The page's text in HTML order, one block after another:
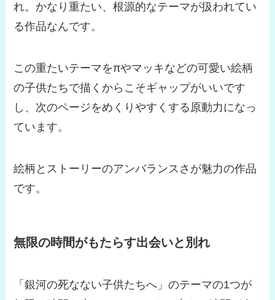
れ。かなり重たい、根源的なテーマが扱われてい
る作品なんです。
この重たいテーマをπやマッキなどの可愛い絵柄
の子供たちで描くからこそギャップがいいです
し、次のページをめくりやすくする原動力になっ
ています。
絵柄とストーリーのアンバランスさが魅力の作品
です。
無限の時間がもたらす出会いと別れ
「銀河の死なない子供たちへ」のテーマの1つが